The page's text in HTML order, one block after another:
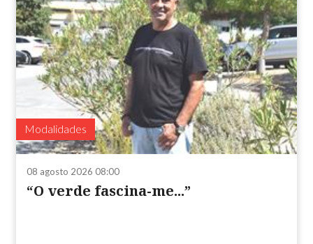
Modalidades
08 agosto 2026 08:00
“O verde fascina-me...”